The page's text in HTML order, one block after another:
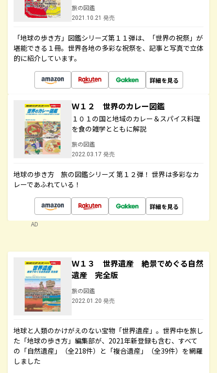
旅の図鑑
2021.10.21 発売
「地球の歩き方」図鑑シリーズ第１１弾は、「世界の祝祭」が
堪能できる１冊。世界各地の多彩な祝祭を、記事と写真で立体
的に紹介しています。
詳細を見る
Ｗ１２ 世界のカレー図鑑
１０１の国と地域のカレー＆スパイス料理
を食の雑学とともに解説
旅の図鑑
2022.03.17 発売
地球の歩き方 旅の図鑑シリーズ 第１２弾！ 世界は多彩なカ
レーであふれている！
詳細を見る
AD
Ｗ１３ 世界遺産 絶景でめぐる自然
遺産 完全版
旅の図鑑
2022.01.20 発売
地球と人類のかけがえのない宝物「世界遺産」。世界中を旅し
た「地球の歩き方」編集部が、2021年新登録も含む、すべて
の「自然遺産」（全218件）と「複合遺産」（全39件）を網羅
しました